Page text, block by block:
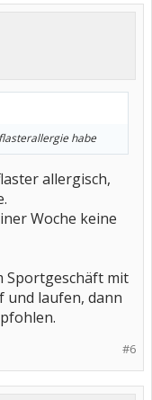
habe
allergisch,
Woche keine
Sportgeschäft mit
und laufen, dann
#6